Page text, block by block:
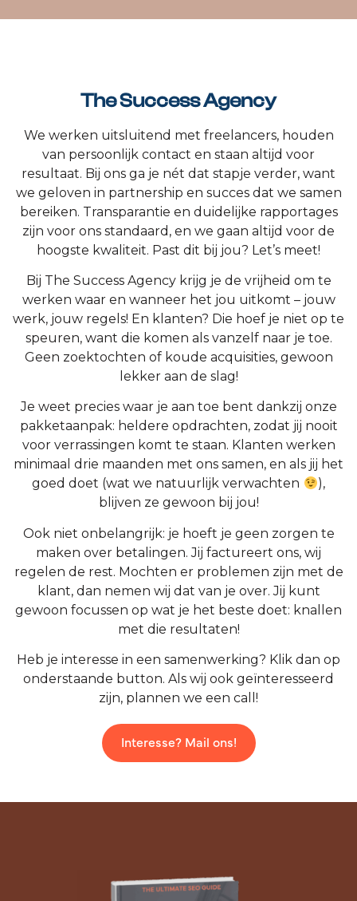
The Success Agency
We werken uitsluitend met freelancers, houden
van persoonlijk contact en staan altijd voor
resultaat. Bij ons ga je nét dat stapje verder, want
we geloven in partnership en succes dat we samen
bereiken. Transparantie en duidelijke rapportages
zijn voor ons standaard, en we gaan altijd voor de
hoogste kwaliteit. Past dit bij jou? Let’s meet!
Bij The Success Agency krijg je de vrijheid om te
werken waar en wanneer het jou uitkomt – jouw
werk, jouw regels! En klanten? Die hoef je niet op te
speuren, want die komen als vanzelf naar je toe.
Geen zoektochten of koude acquisities, gewoon
lekker aan de slag!
Je weet precies waar je aan toe bent dankzij onze
pakketaanpak: heldere opdrachten, zodat jij nooit
voor verrassingen komt te staan. Klanten werken
minimaal drie maanden met ons samen, en als jij het
goed doet (wat we natuurlijk verwachten
),
blijven ze gewoon bij jou!
Ook niet onbelangrijk: je hoeft je geen zorgen te
maken over betalingen. Jij factureert ons, wij
regelen de rest. Mochten er problemen zijn met de
klant, dan nemen wij dat van je over. Jij kunt
gewoon focussen op wat je het beste doet: knallen
met die resultaten!
Heb je interesse in een samenwerking? Klik dan op
onderstaande button. Als wij ook geïnteresseerd
zijn, plannen we een call!
Interesse? Mail ons!